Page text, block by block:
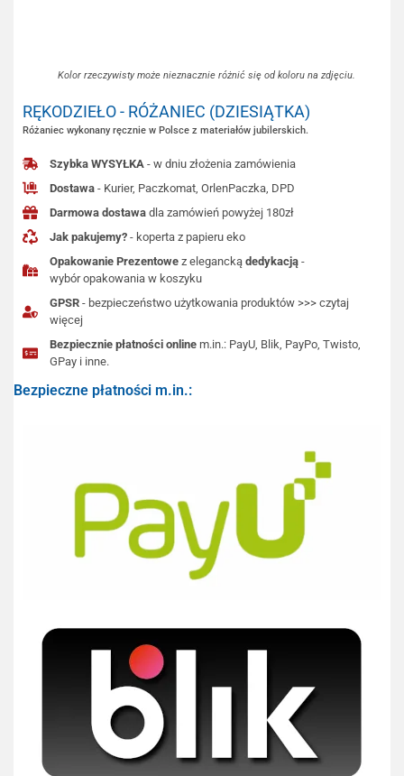
Kolor rzeczywisty może nieznacznie różnić się od koloru na zdjęciu.
RĘKODZIEŁO - RÓŻANIEC (DZIESIĄTKA)
Różaniec wykonany ręcznie w Polsce z materiałów jubilerskich.
Szybka WYSYŁKA - w dniu złożenia zamówienia
Dostawa - Kurier, Paczkomat, OrlenPaczka, DPD
Darmowa dostawa dla zamówień powyżej 180zł
Jak pakujemy? - koperta z papieru eko
Opakowanie Prezentowe z eleganckądedykacją -
wybór opakowania w koszyku
GPSR - bezpieczeństwo użytkowania produktów >>> czytaj
więcej
Bezpiecznie płatności online m.in.: PayU, Blik, PayPo, Twisto,
GPay i inne.
Bezpieczne płatności m.in.: